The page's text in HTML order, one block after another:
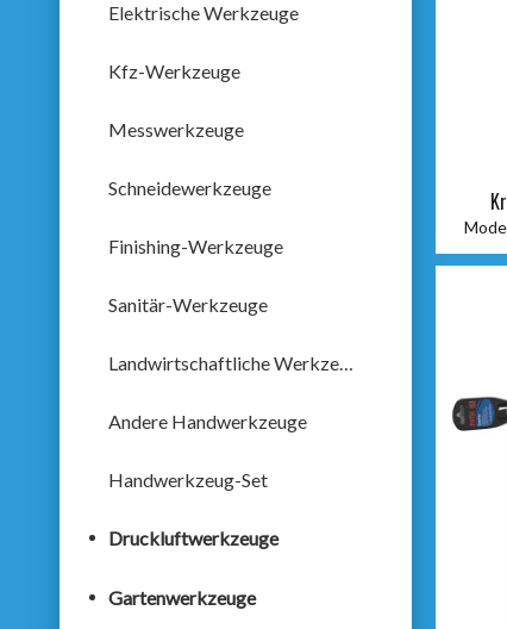
Elektrische Werkzeuge
Kfz-Werkzeuge
Messwerkzeuge
Schneidewerkzeuge
Finishing-Werkzeuge
Sanitär-Werkzeuge
Landwirtschaftliche Werkzeuge
Andere Handwerkzeuge
Handwerkzeug-Set
Druckluftwerkzeuge
Gartenwerkzeuge